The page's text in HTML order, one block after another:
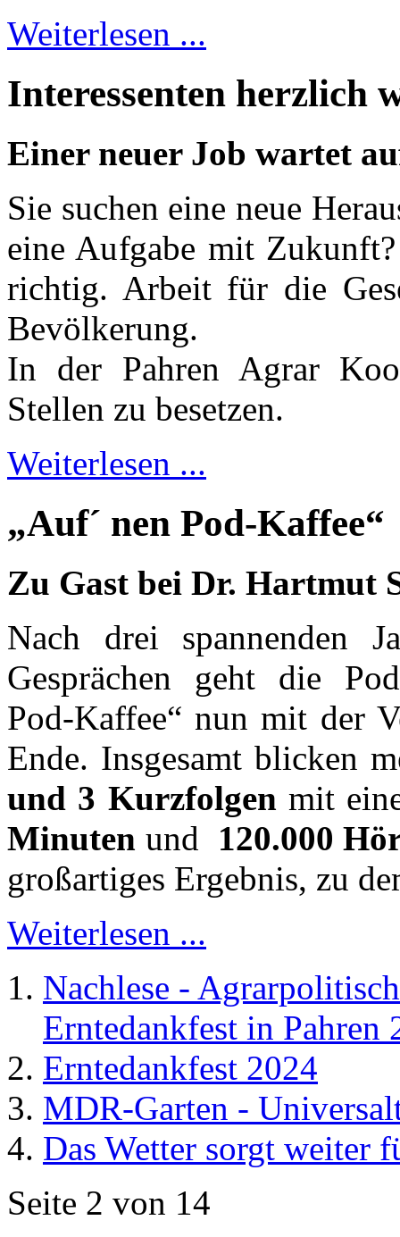
Weiterlesen ...
Interessenten herzlich
Einer neuer Job wartet
Sie suchen eine neue
eine Aufgabe mit
richtig. Arbeit für die
Bevölkerung.
In der Pahren Agrar
Stellen zu besetzen.
Weiterlesen ...
„Auf´ nen Pod-Kaffee“
Zu Gast bei Dr. Hartmut
Nach drei spannenden
Gesprächen geht die
Pod-Kaffee“ nun mit der
Ende. Insgesamt blicken
und 3 Kurzfolgen mit
Minuten und 120.000
großartiges Ergebnis, zu
Weiterlesen ...
Nachlese -
Erntedankfest in Pahren
Erntedankfest 2024
MDR-Garten -
Das Wetter sorgt weiter
Seite 2 von 14